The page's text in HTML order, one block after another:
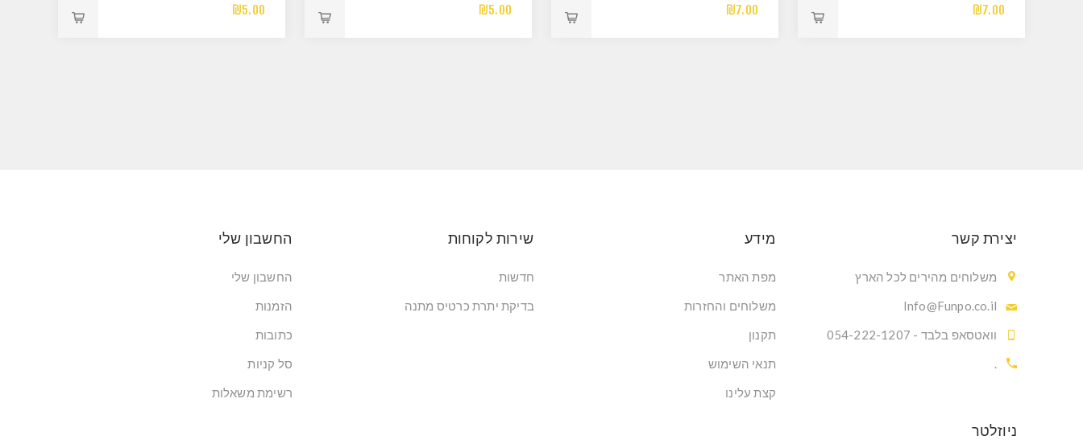
₪7.00
₪7.00
₪5.00
₪5.00
יצירת קשר
משלוחים מהירים לכל הארץ
Info@Funpo.co.il
וואטסאפ בלבד - 054-222-1207
.
מידע
מפת האתר
משלוחים והחזרות
תקנון
תנאי השימוש
קצת עלינו
שירות לקוחות
חדשות
בדיקת יתרת כרטיס מתנה
החשבון שלי
החשבון שלי
הזמנות
כתובות
סל קניות
רשימת משאלות
ניוזלטר